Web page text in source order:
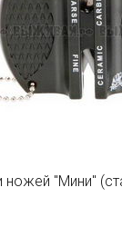
и керамика)